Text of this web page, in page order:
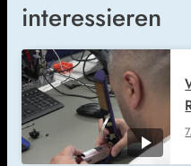
interessieren